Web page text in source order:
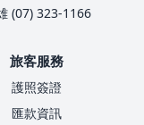
(07) 323-1166
旅客服務
護照簽證
匯款資訊